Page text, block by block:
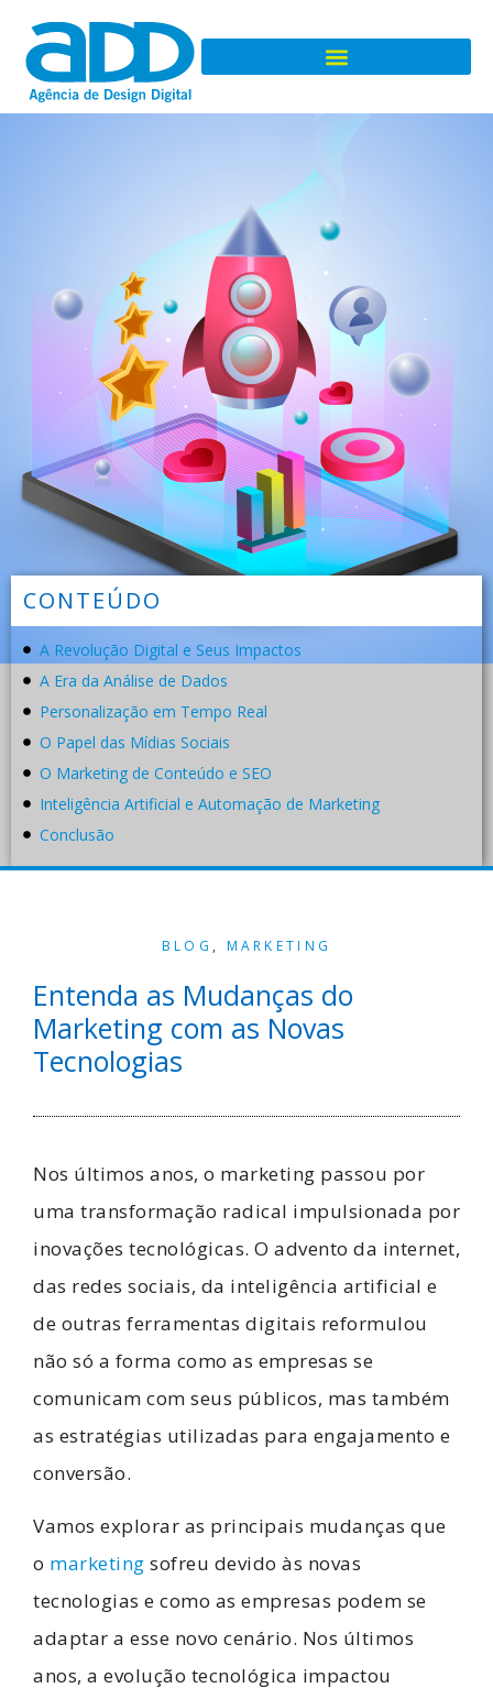
CONTEÚDO
A Revolução Digital e Seus Impactos
A Era da Análise de Dados
Personalização em Tempo Real
O Papel das Mídias Sociais
O Marketing de Conteúdo e SEO
Inteligência Artificial e Automação de Marketing
Conclusão
BLOG , MARKETING
Entenda as Mudanças do
Marketing com as Novas
Tecnologias
Nos últimos anos, o marketing passou por
uma transformação radical impulsionada por
inovações tecnológicas. O advento da internet,
das redes sociais, da inteligência artificial e
de outras ferramentas digitais reformulou
não só a forma como as empresas se
comunicam com seus públicos, mas também
as estratégias utilizadas para engajamento e
conversão.
Vamos explorar as principais mudanças que
o marketing sofreu devido às novas
tecnologias e como as empresas podem se
adaptar a esse novo cenário. Nos últimos
anos, a evolução tecnológica impactou